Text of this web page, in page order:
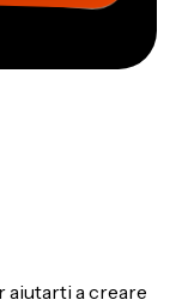
aiutarti a creare